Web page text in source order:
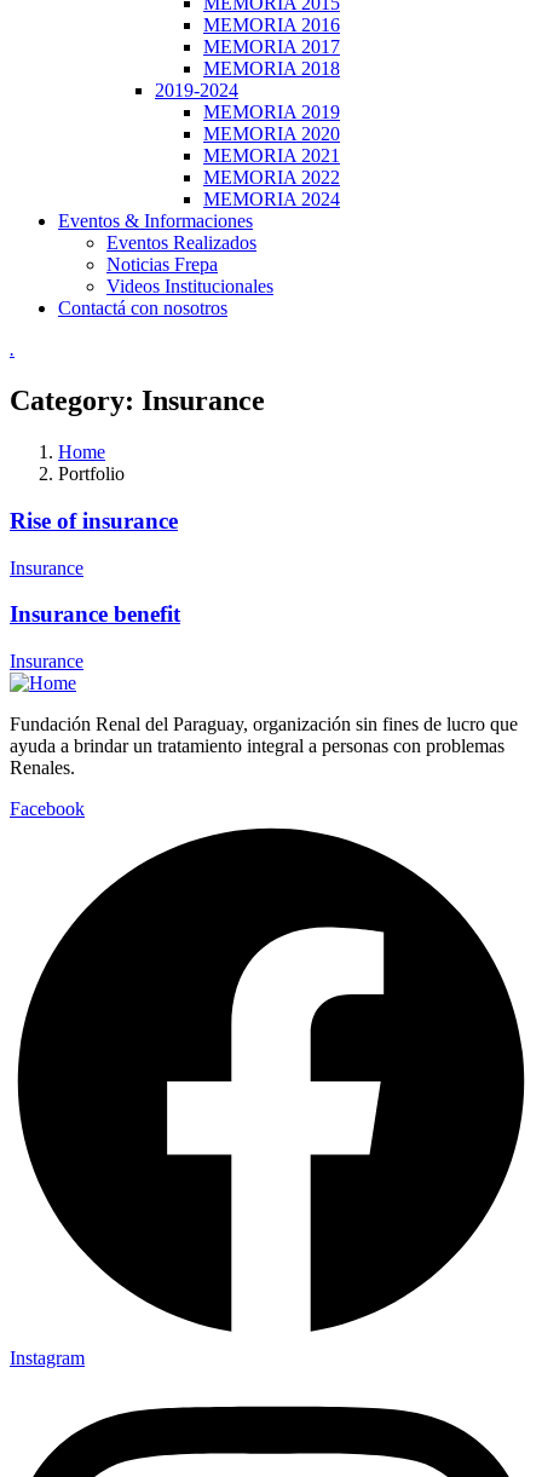
MEMORIA 2016
MEMORIA 2017
MEMORIA 2018
2019-2024
MEMORIA 2019
MEMORIA 2020
MEMORIA 2021
MEMORIA 2022
MEMORIA 2024
Eventos & Informaciones
Eventos Realizados
Noticias Frepa
Videos Institucionales
Contactá con nosotros
.
Category: Insurance
Home
Portfolio
Rise of insurance
Insurance
Insurance benefit
Insurance
Fundación Renal del Paraguay, organización sin fines de lucro que
ayuda a brindar un tratamiento integral a personas con problemas
Renales.
Facebook
Instagram